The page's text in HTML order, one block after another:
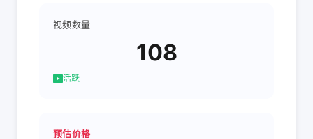
视频数量
108
活跃
预估价格